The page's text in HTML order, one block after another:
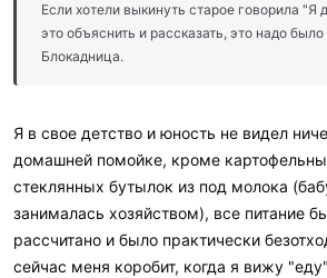
Если хотели выкинуть старое говорила "Я
это объяснить и рассказать, это надо было
Блокадница.
Я в свое детство и юность не видел
домашней помойке, кроме
стеклянных бутылок из под молока
занималась хозяйством), все питание
рассчитано и было практически
сейчас меня коробит, когда я вижу